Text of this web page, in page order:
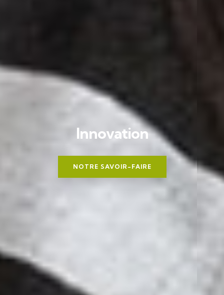
Innovation
NOTRE SAVOIR-FAIRE